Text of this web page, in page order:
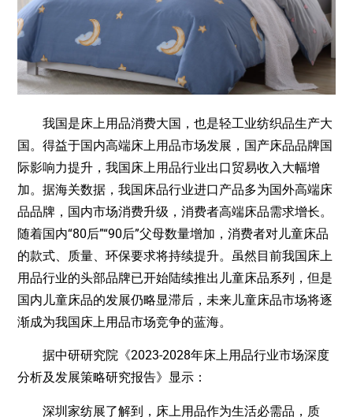
我国是床上用品消费大国，也是轻工业纺织品生产大
国。得益于国内高端床上用品市场发展，国产床品品牌国
际影响力提升，我国床上用品行业出口贸易收入大幅增
加。据海关数据，我国床品行业进口产品多为国外高端床
品品牌，国内市场消费升级，消费者高端床品需求增长。
随着国内“80后”“90后”父母数量增加，消费者对儿童床品
的款式、质量、环保要求将持续提升。虽然目前我国床上
用品行业的头部品牌已开始陆续推出儿童床品系列，但是
国内儿童床品的发展仍略显滞后，未来儿童床品市场将逐
渐成为我国床上用品市场竞争的蓝海。
据中研研究院《2023-2028年床上用品行业市场深度
分析及发展策略研究报告》显示：
深圳家纺展了解到，床上用品作为生活必需品，质